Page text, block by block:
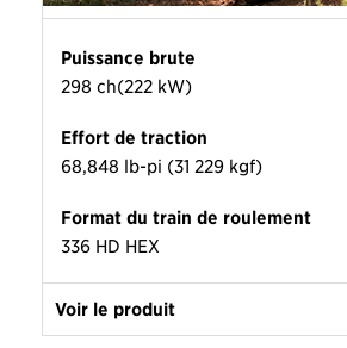
Puissance brute
298 ch(222 kW)
Effort de traction
68,848 lb-pi (31 229 kgf)
Format du train de roulement
336 HD HEX
Voir le produit